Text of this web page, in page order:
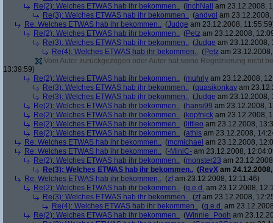
Re(2): Welches ETWAS hab ihr bekommen.. ( InchNail am 23.12.2008,
Re(3): Welches ETWAS hab ihr bekommen.. (andvol am
Re: Welches ETWAS hab ihr bekommen.. (Judge am 23.12.2008,
Re(2): Welches ETWAS hab ihr bekommen.. (Petz am 23.12.2008,
Re(3): Welches ETWAS hab ihr bekommen.. (Judge am 23.12.2008,
Re(4): Welches ETWAS hab ihr bekommen.. (Petz am
Vom Autor zurückgezogen oder Autor hat seine Registrierung nicht
13:39:59)
Re(2): Welches ETWAS hab ihr bekommen.. (muhrly am 23.12.2008,
Re(3): Welches ETWAS hab ihr bekommen.. (quasikonkav am
Re(3): Welches ETWAS hab ihr bekommen.. (Judge am 23.12.2008,
Re(2): Welches ETWAS hab ihr bekommen.. (hansi99 am 23.12.2008,
Re(2): Welches ETWAS hab ihr bekommen.. (kopfnick am 23.12.2008,
Re(2): Welches ETWAS hab ihr bekommen.. ( littleo am 23.12.2008,
Re(2): Welches ETWAS hab ihr bekommen.. (athis am 23.12.2008,
Re: Welches ETWAS hab ihr bekommen.. (mcmichael am 23.12.2008,
Re: Welches ETWAS hab ihr bekommen.. (-MiniC- am 23.12.2008,
Re(2): Welches ETWAS hab ihr bekommen.. (monster23 am
Re(3): Welches ETWAS hab ihr bekommen.. (RevX am
Re: Welches ETWAS hab ihr bekommen.. (zfam 23.12.2008, 12:11:46)
Re(2): Welches ETWAS hab ihr bekommen.. (q.e.d. am 23.12.2008,
Re(3): Welches ETWAS hab ihr bekommen.. (zfam 23.12.2008,
Re(4): Welches ETWAS hab ihr bekommen.. (q.e.d. am
Re(2): Welches ETWAS hab ihr bekommen.. (Winnie_Pooh am